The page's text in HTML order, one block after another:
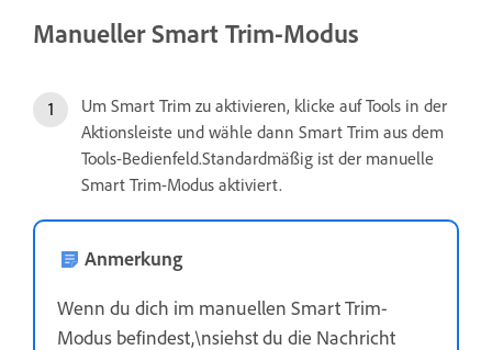
Manueller Smart Trim-Modus
Um Smart Trim zu aktivieren, klicke auf Tools in der
Aktionsleiste und wähle dann Smart Trim aus dem
Tools-Bedienfeld.Standardmäßig ist der manuelle
Smart Trim-Modus aktiviert.
Anmerkung
Wenn du dich im manuellen Smart Trim-
Modus befindest,\nsiehst du die Nachricht